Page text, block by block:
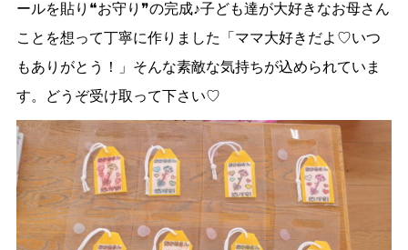
ールを貼り❝お守り❞の完成♪子ども達が大好きなお母さん
ことを想って丁寧に作りました「ママ大好きだよ♡いつ
もありがとう！」そんな素敵な気持ちが込められていま
す。どうぞ受け取って下さい♡